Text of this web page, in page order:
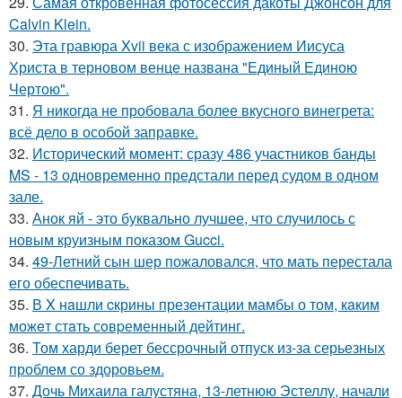
Calvin Klein.
30. Эта гравюра Xvii века с изображением Иисуса
Христа в терновом венце названа "Единый Единою
Чертою".
31. Я никогда не пробовала более вкусного винегрета:
всё дело в особой заправке.
32. Исторический момент: сразу 486 участников банды
MS - 13 одновременно предстали перед судом в одном
зале.
33. Анок яй - это буквально лучшее, что случилось с
новым круизным показом Gucci.
34. 49-Летний сын шер пожаловался, что мать перестала
его обеспечивать.
35. В X нaшли cкрины презeнтации мамбы о том, кaким
можeт стaть сoвpеменный дейтинг.
36. Том харди берет бессрочный отпуск из-за серьезных
проблем со здоровьем.
37. Дочь Михаила галустяна, 13-летнюю Эстеллу, начали